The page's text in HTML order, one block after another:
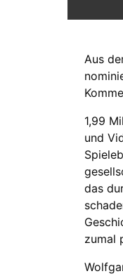
Aus
1,99
und
das
zumal